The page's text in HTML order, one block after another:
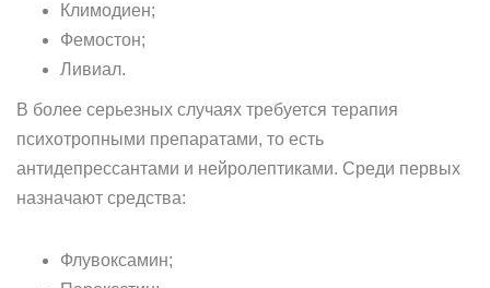
Климодиен;
Фемостон;
Ливиал.
В более серьезных случаях требуется терапия
психотропными препаратами, то есть
антидепрессантами и нейролептиками. Среди первых
назначают средства:
Флувоксамин;